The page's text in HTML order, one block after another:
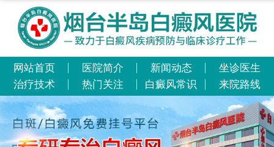
网站首页 医院简介 新闻动态
坐诊医生
治疗技术
热门关注 白癜风常识 来院路线